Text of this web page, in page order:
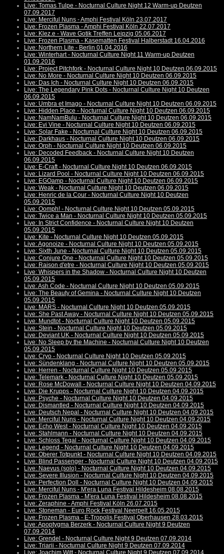
Live: Tomas Tulpe - Nocturnal Culture Night 12 Warm-up Deutzen
07.09.2017
Live: Merciful Nuns - Amphi Festival Köln 23.07.2017
Live: Frozen Plasma - Amphi Festival Köln 22.07.2017
Live: Klez.e - Wave Gotik Treffen Leipzig 05.06.2017
Live: Frozen Plasma - Kasematten Festival Halberstadt 16.04.2016
Live: Northern Lite - Berlin 01.04.2016
Live: Winterhart - Nocturnal Culture Night 11 Warm-up Deutzen
01.09.2016
Live: Project Pitchfork - Nocturnal Culture Night 10 Deutzen 06.09.2015
Live: No More - Nocturnal Culture Night 10 Deutzen 06.09.2015
Live: Das Ich - Nocturnal Culture Night 10 Deutzen 06.09.2015
Live: The Legendary Pink Dots - Nocturnal Culture Night 10 Deutzen
06.09.2015
Live: Umbra et Imago - Nocturnal Culture Night 10 Deutzen 06.09.2015
Live: Hidden Place - Nocturnal Culture Night 10 Deutzen 06.09.2015
Live: NamNamBulu - Nocturnal Culture Night 10 Deutzen 06.09.2015
Live: Evi Vine - Nocturnal Culture Night 10 Deutzen 06.09.2015
Live: Solar Fake - Nocturnal Culture Night 10 Deutzen 06.09.2015
Live: Darkhaus - Nocturnal Culture Night 10 Deutzen 06.09.2015
Live: Orph - Nocturnal Culture Night 10 Deutzen 06.09.2015
Live: Decoded Feedback - Nocturnal Culture Night 10 Deutzen
06.09.2015
Live: E-Craft - Nocturnal Culture Night 10 Deutzen 06.09.2015
Live: Lizard Pool - Nocturnal Culture Night 10 Deutzen 06.09.2015
Live: EGOamp - Nocturnal Culture Night 10 Deutzen 06.09.2015
Live: Weak - Nocturnal Culture Night 10 Deutzen 06.09.2015
Live: Henric de la Cour - Nocturnal Culture Night 10 Deutzen
05.09.2015
Live: Oomph! - Nocturnal Culture Night 10 Deutzen 05.09.2015
Live: Twice a Man - Nocturnal Culture Night 10 Deutzen 05.09.2015
Live: In Strict Confidence - Nocturnal Culture Night 10 Deutzen
05.09.2015
Live: Kite - Nocturnal Culture Night 10 Deutzen 05.09.2015
Live: Agonoize - Nocturnal Culture Night 10 Deutzen 05.09.2015
Live: Sixth June - Nocturnal Culture Night 10 Deutzen 05.09.2015
Live: Conjure One - Nocturnal Culture Night 10 Deutzen 05.09.2015
Live: Raison d'etre - Nocturnal Culture Night 10 Deutzen 05.09.2015
Live: Whispers in the Shadow - Nocturnal Culture Night 10 Deutzen
05.09.2015
Live: Ash Code - Nocturnal Culture Night 10 Deutzen 05.09.2015
Live: The Beauty of Gemina - Nocturnal Culture Night 10 Deutzen
05.09.2015
Live: MARS - Nocturnal Culture Night 10 Deutzen 05.09.2015
Live: She Past Away - Nocturnal Culture Night 10 Deutzen 05.09.2015
Live: Mundtot - Nocturnal Culture Night 10 Deutzen 05.09.2015
Live: Stein - Nocturnal Culture Night 10 Deutzen 05.09.2015
Live: Deviant UK - Nocturnal Culture Night 10 Deutzen 05.09.2015
Live: No Sleep by the Machine - Nocturnal Culture Night 10 Deutzen
05.09.2015
Live: Cryo - Nocturnal Culture Night 10 Deutzen 05.09.2015
Live: Sündenklang - Nocturnal Culture Night 10 Deutzen 05.09.2015
Live: Herren - Nocturnal Culture Night 10 Deutzen 05.09.2015
Live: Telemark - Nocturnal Culture Night 10 Deutzen 05.09.2015
Live: Rose McDowall - Nocturnal Culture Night 10 Deutzen 04.09.2015
Live: Die Krupps - Nocturnal Culture Night 10 Deutzen 04.09.2015
Live: Psyche - Nocturnal Culture Night 10 Deutzen 04.09.2015
Live: Dismantled - Nocturnal Culture Night 10 Deutzen 04.09.2015
Live: Deutsch Nepal - Nocturnal Culture Night 10 Deutzen 04.09.2015
Live: Merciful Nuns - Nocturnal Culture Night 10 Deutzen 04.09.2015
Live: Echo West - Nocturnal Culture Night 10 Deutzen 04.09.2015
Live: Stahlmann - Nocturnal Culture Night 10 Deutzen 04.09.2015
Live: Schloss Tegal - Nocturnal Culture Night 10 Deutzen 04.09.2015
Live: Legend - Nocturnal Culture Night 10 Deutzen 04.09.2015
Live: Oberer Totpunkt - Nocturnal Culture Night 10 Deutzen 04.09.2015
Live: Blind Passenger - Nocturnal Culture Night 10 Deutzen 04.09.2015
Live: Naevus (solo) - Nocturnal Culture Night 10 Deutzen 04.09.2015
Live: Severe Illusion - Nocturnal Culture Night 10 Deutzen 04.09.2015
Live: Perfection Doll - Nocturnal Culture Night 10 Deutzen 04.09.2015
Live: Merciful Nuns - M'era Luna Festival Hildesheim 08.08.2015
Live: Frozen Plasma - M'era Luna Festival Hildesheim 08.08.2015
Live: Zeraphine - Amphi Festival Köln 26.07.2015
Live: Stoneman - Euro Rock Festival Neerpelt 16.05.2015
Live: Frozen Plasma - E-Tropolis Festival Oberhausen 28.03.2015
Live: Apoptygma Berzerk - Nocturnal Culture Night 9 Deutzen
07.09.2014
Live: Grendel - Nocturnal Culture Night 9 Deutzen 07.09.2014
Live: Triarii - Nocturnal Culture Night 9 Deutzen 07.09.2014